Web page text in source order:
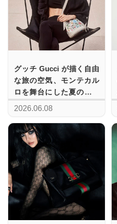
グッチ Gucci が描く自由
な旅の空気、モンテカル
ロを舞台にした夏の広告
キャンペーン 第1章を発
2026.06.08